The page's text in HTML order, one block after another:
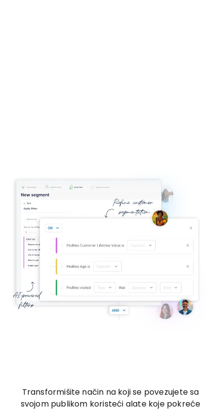
Transformišite način na koji se povezujete sa
svojom publikom koristeći alate koje pokreće